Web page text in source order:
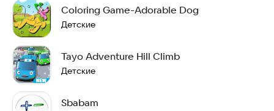
Coloring Game-Adorable Dog
Детские
Tayo Adventure Hill Climb
Детские
Sbabam